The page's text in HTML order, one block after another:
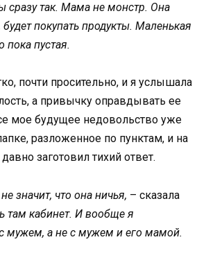
сразу так. Мама не монстр. Она
покупать продукты. Маленькая
пока пустая.
почти просительно, и я услышала
а привычку оправдывать ее
мое будущее недовольство уже
разложенное по пунктам, и на
заготовил тихий ответ.
значит, что она ничья, – сказала
там кабинет. И вообще я
мужем, а не с мужем и его мамой.